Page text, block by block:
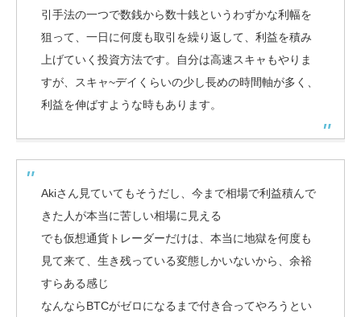
引手法の一つで数銭から数十銭というわずかな利幅を
狙って、一日に何度も取引を繰り返して、利益を積み
上げていく投資方法です。自分は高速スキャもやりま
すが、スキャ~デイくらいの少し長めの時間軸が多く、
利益を伸ばすような時もあります。
Akiさん見ていてもそうだし、今まで相場で利益積んで
きた人が本当に苦しい相場に見える
でも仮想通貨トレーダーだけは、本当に地獄を何度も
見て来て、生き残っている変態しかいないから、余裕
すらある感じ
なんならBTCがゼロになるまで付き合ってやろうとい